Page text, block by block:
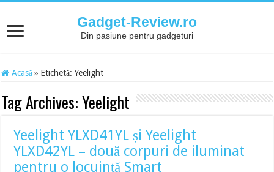
Gadget-Review.ro
Din pasiune pentru gadgeturi
Acasă » Etichetă:Yeelight
Tag Archives:Yeelight
Yeelight YLXD41YL și Yeelight
YLXD42YL – două corpuri de iluminat
pentru o locuință Smart